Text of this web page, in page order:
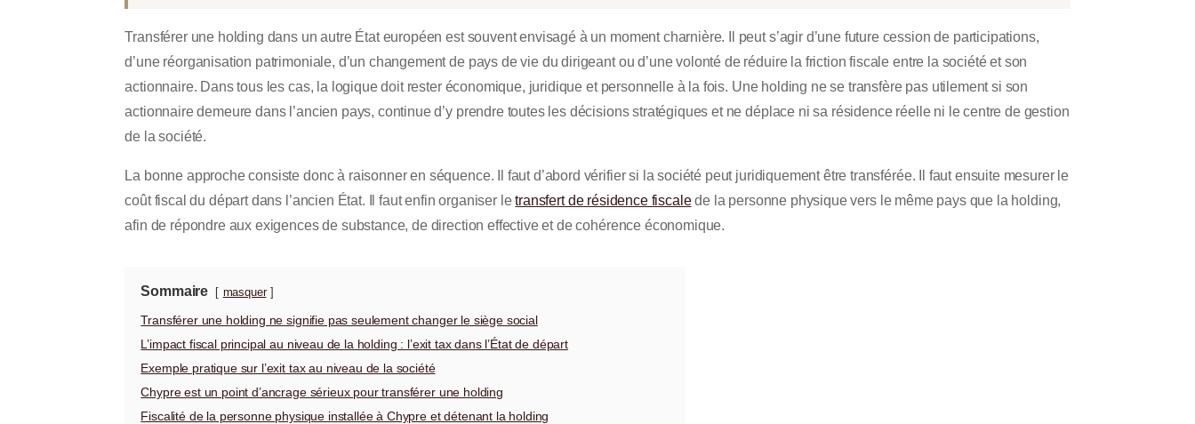
Transférer une holding dans un autre État européen est souvent envisagé à un moment charnière. Il peut s’agir d’une future cession de participations,
d’une réorganisation patrimoniale, d’un changement de pays de vie du dirigeant ou d’une volonté de réduire la friction fiscale entre la société et son
actionnaire. Dans tous les cas, la logique doit rester économique, juridique et personnelle à la fois. Une holding ne se transfère pas utilement si son
actionnaire demeure dans l’ancien pays, continue d’y prendre toutes les décisions stratégiques et ne déplace ni sa résidence réelle ni le centre de gestion
de la société.
La bonne approche consiste donc à raisonner en séquence. Il faut d’abord vérifier si la société peut juridiquement être transférée. Il faut ensuite mesurer le
coût fiscal du départ dans l’ancien État. Il faut enfin organiser letransfert de résidence fiscalede la personne physique vers le même pays que la holding,
afin de répondre aux exigences de substance, de direction effective et de cohérence économique.
Sommaire masquer
Transférer une holding ne signifie pas seulement changer le siège social
L’impact fiscal principal au niveau de la holding : l’exit tax dans l’État de départ
Exemple pratique sur l’exit tax au niveau de la société
Chypre est un point d’ancrage sérieux pour transférer une holding
Fiscalité de la personne physique installée à Chypre et détenant la holding